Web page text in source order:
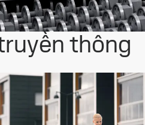
thông